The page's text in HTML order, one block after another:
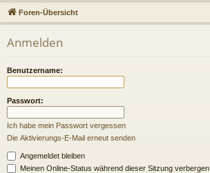
ne
llz
ug
riff
en
Foren-Übersicht
Anmelden
Benutzername:
Passwort:
Ich habe mein Passwort vergessen
Die Aktivierungs-E-Mail erneut senden
Angemeldet bleiben
Meinen Online-Status während dieser Sitzung verbergen